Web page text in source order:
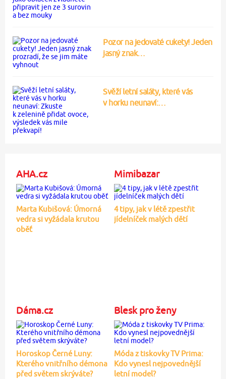
Pozor na jedovaté cukety! Jeden
jasný znak…
Svěží letní saláty, které vás
v horku neunaví:…
AHA.cz
Marta Kubišová: Úmorná
vedra si vyžádala krutou
oběť
Mimibazar
4 tipy, jak v létě zpestřit
jídelníček malých dětí
Dáma.cz
Horoskop Černé Luny:
Kterého vnitřního démona
před světem skrýváte?
Blesk pro ženy
Móda z tiskovky TV Prima:
Kdo vynesl nejpovednější
letní model?